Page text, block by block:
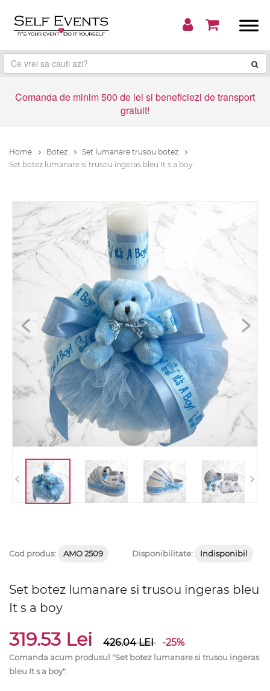
Comanda de minim 500 de lei si beneficiezi de transport
gratuit!
Home Botez
Set lumanare trusou botez
Set botez lumanare si trusou ingeras bleu It s a boy
< >
< >
Cod produs: AMO 2509 Disponibilitate: Indisponibil
Set botez lumanare si trusou ingeras bleu
It s a boy
319.53 Lei 426.04LEI -25%
Comanda acum produsul "Set botez lumanare si trusou ingeras
bleu It s a boy".